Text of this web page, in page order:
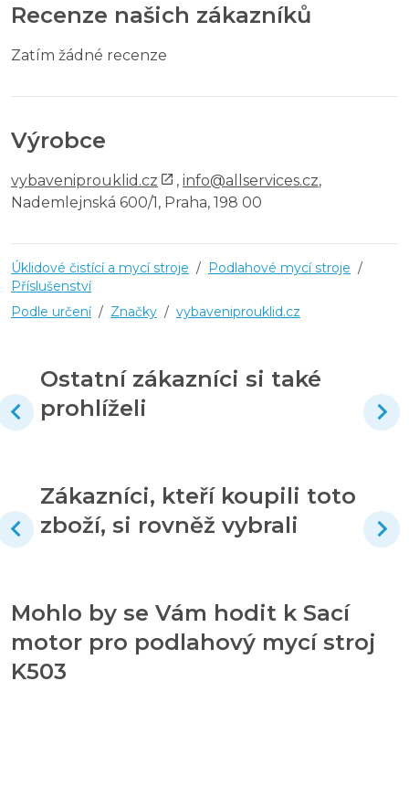
Recenze našich zákazníků
Zatím žádné recenze
Výrobce
vybaveniprouklid.cz , info@allservices.cz,
Nademlejnská 600/1, Praha, 198 00
Úklidové čistící a mycí stroje / Podlahové mycí stroje /
Příslušenství
Podle určení / Značky / vybaveniprouklid.cz
Ostatní zákazníci si také
prohlíželi
Zákazníci, kteří koupili toto
zboží, si rovněž vybrali
Mohlo by se Vám hodit k Sací
motor pro podlahový mycí stroj
K503